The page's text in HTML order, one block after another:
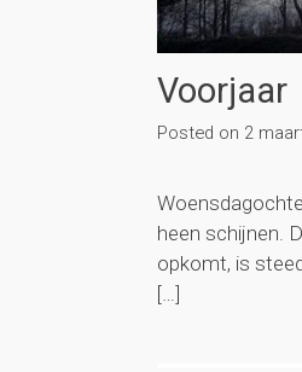
Voorjaar
Posted on 2
heen schijnen.
opkomt, is
[…]